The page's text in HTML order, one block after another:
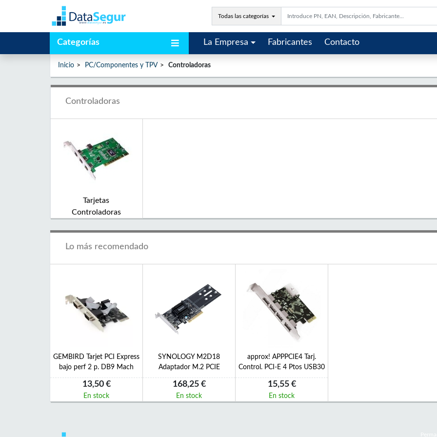
Todas las categorías
Categorías La Empresa Fabricantes Contacto
Inicio PC/Componentes y TPV Controladoras
Controladoras
Tarjetas
Controladoras
Lo más recomendado
GEMBIRD Tarjet PCI Express
bajo perf 2 p. DB9 Mach
13,50 €
En stock
SYNOLOGY M2D18
Adaptador M.2 PCIE
168,25 €
En stock
approx! APPPCIE4 Tarj.
Control. PCI-E 4 Ptos USB30
15,55 €
En stock